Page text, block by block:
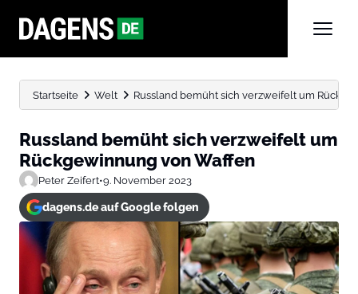
Startseite Welt Russland bemüht sich verzweifelt um
Russland bemüht sich verzweifelt um
Rückgewinnung von Waffen
Peter Zeifert•9. November 2023
dagens.de auf Google folgen